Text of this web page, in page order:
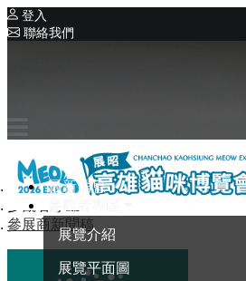
登入
聯絡我們
最新消息
展覽介紹
展覽平面圖
首頁
參觀者專區
參展商新聞稿